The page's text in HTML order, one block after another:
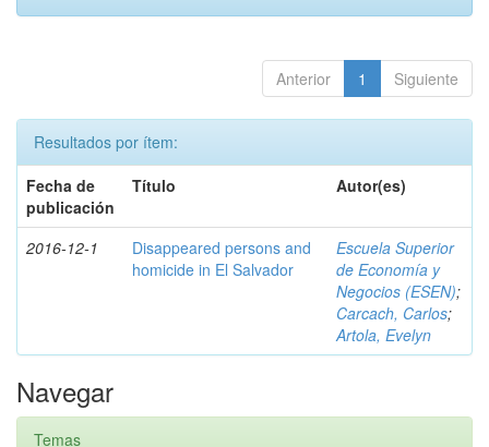
Anterior 1 Siguiente
Resultados por ítem:
Fecha de
publicación
Título Autor(es)
2016-12-1
Disappeared persons and
homicide in El Salvador
Escuela Superior
de Economía y
Negocios (ESEN);
Carcach, Carlos;
Artola, Evelyn
Navegar
Temas